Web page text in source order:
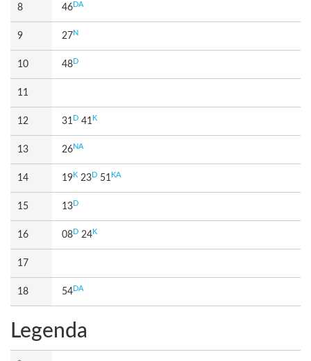
8 46 DA
9 27 N
10 48 D
11
12 31 D 41 K
13 26 NA
14 19 K 23 D 51 KA
15 13 D
16 08 D 24 K
17
18 54 DA
Legenda